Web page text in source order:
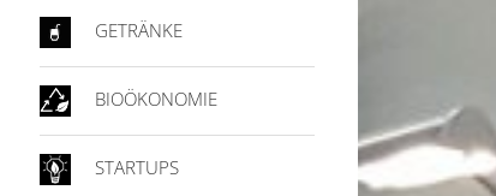
GETRÄNKE
BIOÖKONOMIE
STARTUPS